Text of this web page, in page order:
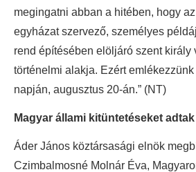
megingatni abban a hitében, hogy
egyházat szervező, személyes
rend építésében elöljáró szent király
történelmi alakja. Ezért emlékezzünk
napján, augusztus 20-án.” (NT)
Magyar állami kitüntetéseket
Áder János köztársasági elnök
Czimbalmosné Molnár Éva,